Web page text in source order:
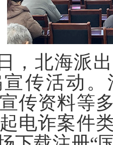
，北海派
传活动
传资料等
电诈案件